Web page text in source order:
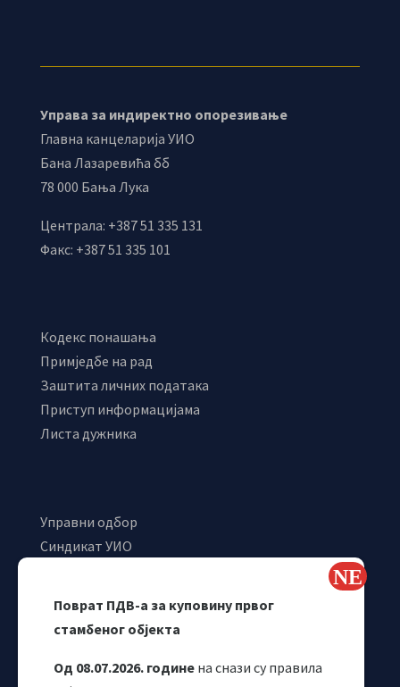
Поврат ПДВ-а за куповину првог
стамбеног објекта
Од 08.07.2026. године на снази су правила
Управа за индиректно опорезивање
Главна канцеларија УИО
Бана Лазаревића бб
78 000 Бања Лука
Централа: +387 51 335 131
Факс: +387 51 335 101
Кодекс понашања
Примједбе на рад
Заштита личних података
Приступ информацијама
Листа дужника
Управни одбор
Синдикат УИО
Одјељење за макроекономску анализу